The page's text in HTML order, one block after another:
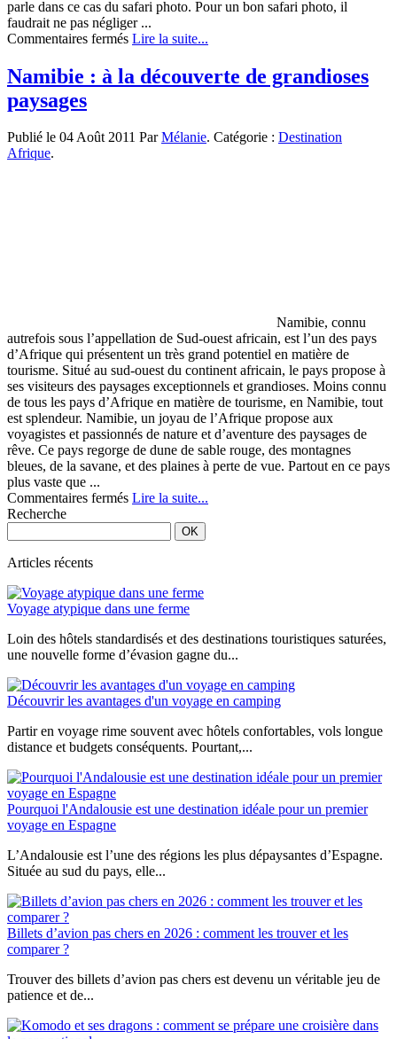
parle dans ce cas du safari photo. Pour un bon safari photo, il
faudrait ne pas négliger ...
Commentaires ferméssur
photo:
quelques
réussir
Lire la suite...
Namibie : à la découverte de grandioses
paysages
Publié le 04 Août 2011 ParMélanie. Catégorie : Destination
Afrique.
Namibie, connu
autrefois sous l’appellation de Sud-ouest africain, est l’un des pays
d’Afrique qui présentent un très grand potentiel en matière de
tourisme. Situé au sud-ouest du continent africain, le pays propose à
ses visiteurs des paysages exceptionnels et grandioses. Moins connu
de tous les pays d’Afrique en matière de tourisme, en Namibie, tout
est splendeur. Namibie, un joyau de l’Afrique propose aux
voyagistes et passionnés de nature et d’aventure des paysages de
rêve. Ce pays regorge de dune de sable rouge, des montagnes
bleues, de la savane, et des plaines à perte de vue. Partout en ce pays
plus vaste que ...
Commentaires ferméssur
à
de
grandioses
Lire la suite...
Recherche
Articles récents
Voyage atypique dans une ferme
Loin des hôtels standardisés et des destinations touristiques saturées,
une nouvelle forme d’évasion gagne du...
Découvrir les avantages d'un voyage en camping
Partir en voyage rime souvent avec hôtels confortables, vols longue
distance et budgets conséquents. Pourtant,...
Pourquoi l'Andalousie est une destination idéale pour un premier
voyage en Espagne
L’Andalousie est l’une des régions les plus dépaysantes d’Espagne.
Située au sud du pays, elle...
Billets d’avion pas chers en 2026 : comment les trouver et les
comparer ?
Trouver des billets d’avion pas chers est devenu un véritable jeu de
patience et de...